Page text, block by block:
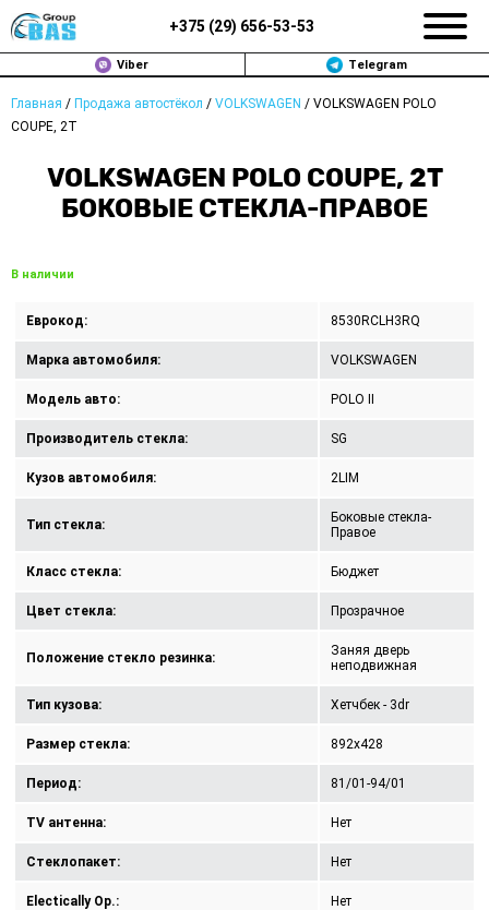
+375 (29) 656-53-53
Viber Telegram
Главная / Продажа автостёкол / VOLKSWAGEN / VOLKSWAGEN POLO
COUPE, 2T
VOLKSWAGEN POLO COUPE, 2T
БОКОВЫЕ СТЕКЛА-ПРАВОЕ
В наличии
Еврокод: 8530RCLH3RQ
Марка автомобиля: VOLKSWAGEN
Модель авто: POLO II
Производитель стекла: SG
Кузов автомобиля: 2LIM
Тип стекла:
Боковые стекла-
Правое
Класс стекла: Бюджет
Цвет стекла: Прозрачное
Положение стекло резинка:
Заняя дверь
неподвижная
Тип кузова: Хетчбек - 3dr
Размер стекла: 892x428
Период: 81/01-94/01
TV антенна: Нет
Стеклопакет: Нет
Electically Op.: Нет
ЗАМЕНА АВТОСТЕКОЛ В МИНСКЕ
ПРОДАЖА АВТОСТЁКОЛ
РЕМОНТ
ДОП. УСЛУГИ
ВОПРОС-ОТВЕТ
КОНТАКТЫ